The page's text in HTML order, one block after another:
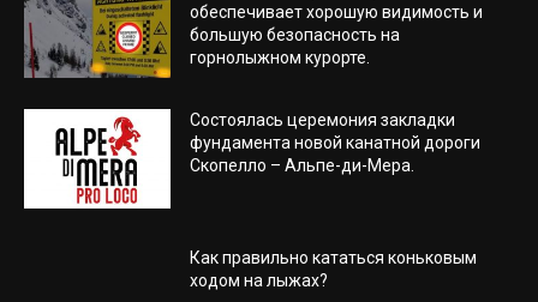
обеспечивает хорошую видимость и
большую безопасность на
горнолыжном курорте.
Состоялась церемония закладки
фундамента новой канатной дороги
Скопелло – Альпе-ди-Мера.
Как правильно кататься коньковым
ходом на лыжах?